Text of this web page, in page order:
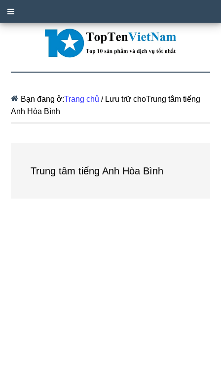
Bạn đang ở:Trang chủ /Lưu trữ choTrung tâm tiếng
Anh Hòa Bình
Trung tâm tiếng Anh Hòa Bình